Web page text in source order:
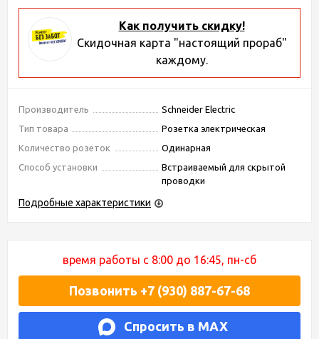
Как получить скидку!
Скидочная карта "настоящий прораб"
каждому.
Производитель
Schneider Electric
Тип товара
Розетка электрическая
Количество розеток
Одинарная
Способ установки
Встраиваемый для скрытой
проводки
Подробные характеристики
время работы с 8:00 до 16:45, пн-сб
Позвонить +7 (930) 887-67-68
Спросить в MAX